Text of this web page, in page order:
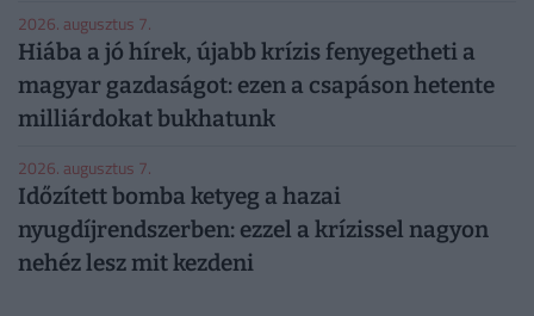
2026. augusztus 7.
Hiába a jó hírek, újabb krízis fenyegetheti a
magyar gazdaságot: ezen a csapáson hetente
milliárdokat bukhatunk
2026. augusztus 7.
Időzített bomba ketyeg a hazai
nyugdíjrendszerben: ezzel a krízissel nagyon
nehéz lesz mit kezdeni